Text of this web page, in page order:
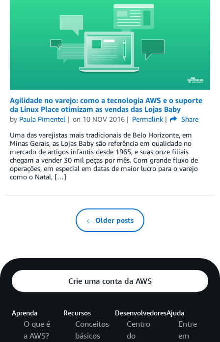
Agilidade no varejo: como a tecnologia AWS e o suporte
da Linux Place otimizam as vendas das Lojas Baby
by Paula Pimentel on 10 NOV 2016 Permalink
Share
Uma das varejistas mais tradicionais de Belo Horizonte, em
Minas Gerais, as Lojas Baby são referência em qualidade no
mercado de artigos infantis desde 1965, e suas onze filiais
chegam a vender 30 mil peças por mês. Com grande fluxo de
operações, em especial em datas de maior lucro para o varejo
como o Natal, […]
← Older posts
Crie uma conta da AWS
Aprenda
O que é
a AWS?
Recursos
Conceitos
básicos
Desenvolvedores
Centro
do
Ajuda
Entre
em